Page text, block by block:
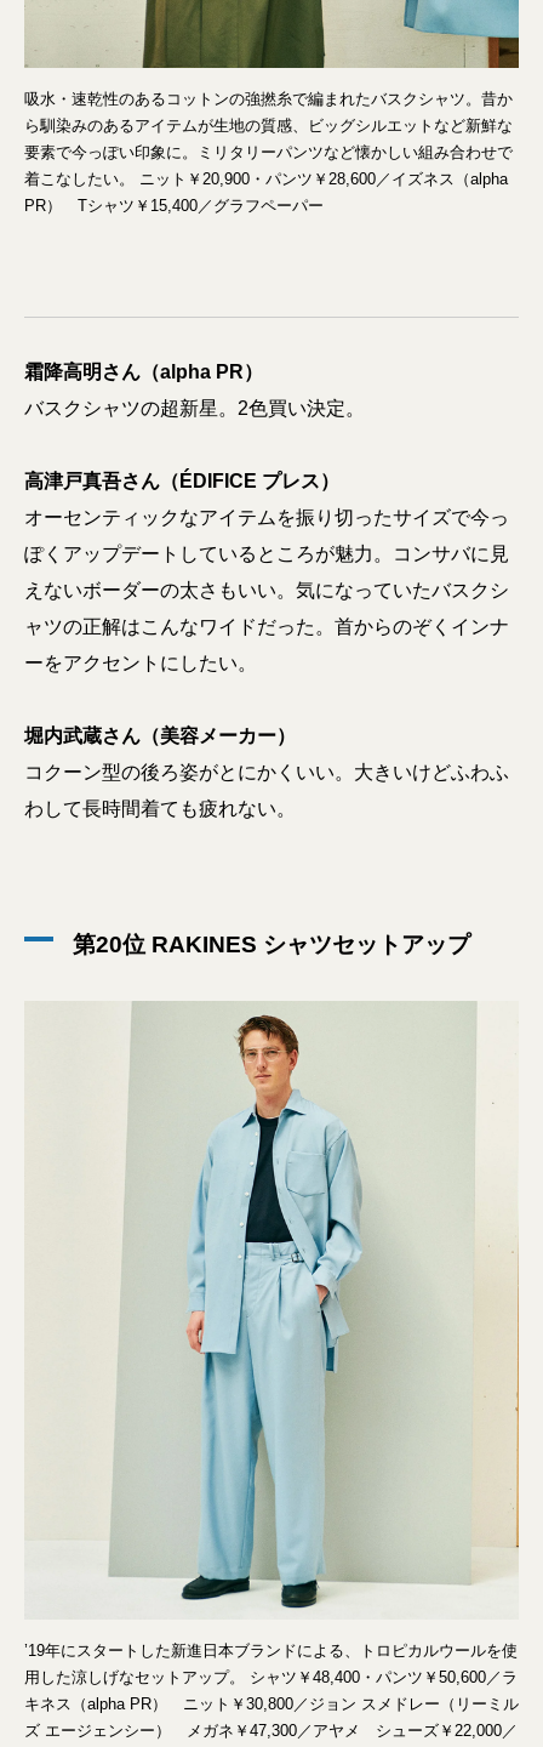
吸水・速乾性のあるコットンの強撚糸で編まれたバスクシャツ。昔か
ら馴染みのあるアイテムが生地の質感、ビッグシルエットなど新鮮な
要素で今っぽい印象に。ミリタリーパンツなど懐かしい組み合わせで
着こなしたい。 ニット￥20,900・パンツ￥28,600／イズネス（alpha
PR） Tシャツ￥15,400／グラフペーパー
霜降高明さん（alpha PR）
バスクシャツの超新星。2色買い決定。
高津戸真吾さん（ÉDIFICE プレス）
オーセンティックなアイテムを振り切ったサイズで今っ
ぽくアップデートしているところが魅力。コンサバに見
えないボーダーの太さもいい。気になっていたバスクシ
ャツの正解はこんなワイドだった。首からのぞくインナ
ーをアクセントにしたい。
堀内武蔵さん（美容メーカー）
コクーン型の後ろ姿がとにかくいい。大きいけどふわふ
わして長時間着ても疲れない。
第20位 RAKINES シャツセットアップ
’19年にスタートした新進日本ブランドによる、トロピカルウールを使
用した涼しげなセットアップ。 シャツ￥48,400・パンツ￥50,600／ラ
キネス（alpha PR） ニット￥30,800／ジョン スメドレー（リーミル
ズ エージェンシー） メガネ￥47,300／アヤメ シューズ￥22,000／